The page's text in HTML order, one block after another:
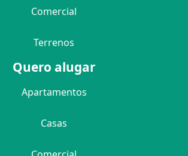
Comercial
Terrenos
Quero alugar
Apartamentos
Casas